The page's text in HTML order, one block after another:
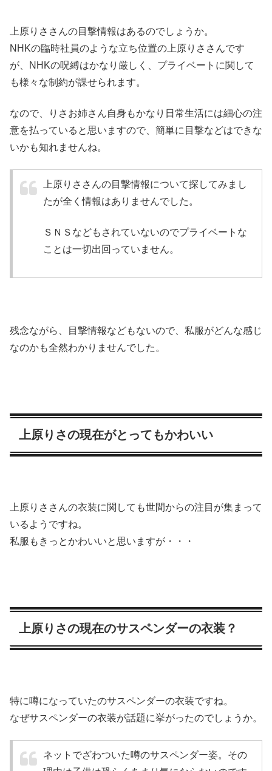
上原りささんの目撃情報はあるのでしょうか。
NHKの臨時社員のような立ち位置の上原りささんです
が、
NHKの呪縛はかなり厳しく
、プライベートに関して
も様々な制約が課せられます。
なので、りさお姉さん自身もかなり日常生活には細心の注
意を払っていると思いますので、簡単に目撃などはできな
いかも知れませんね。
上原りささんの目撃情報について探してみまし
たが全く情報はありませんでした。
ＳＮＳなどもされていないのでプライベートな
ことは一切出回っていません。
残念ながら、目撃情報などもないので、 私服がどんな感じ
なのかも全然わかりませんでした。
上原りさの現在がとってもかわいい
上原りささんの衣装に関しても世間からの注目が集まって
いるようですね。
私服もきっとかわいいと思いますが・・・
上原りさの現在のサスペンダーの衣装？
特に噂になっていたのサスペンダーの衣装ですね。
なぜサスペンダーの衣装が話題に挙がったのでしょうか。
ネットでざわついた噂のサスペンダー姿。その